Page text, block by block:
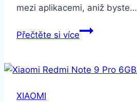
mezi aplikacemi, aniž byste…
Přečtěte si víceXiaomi
3
XIAOMI